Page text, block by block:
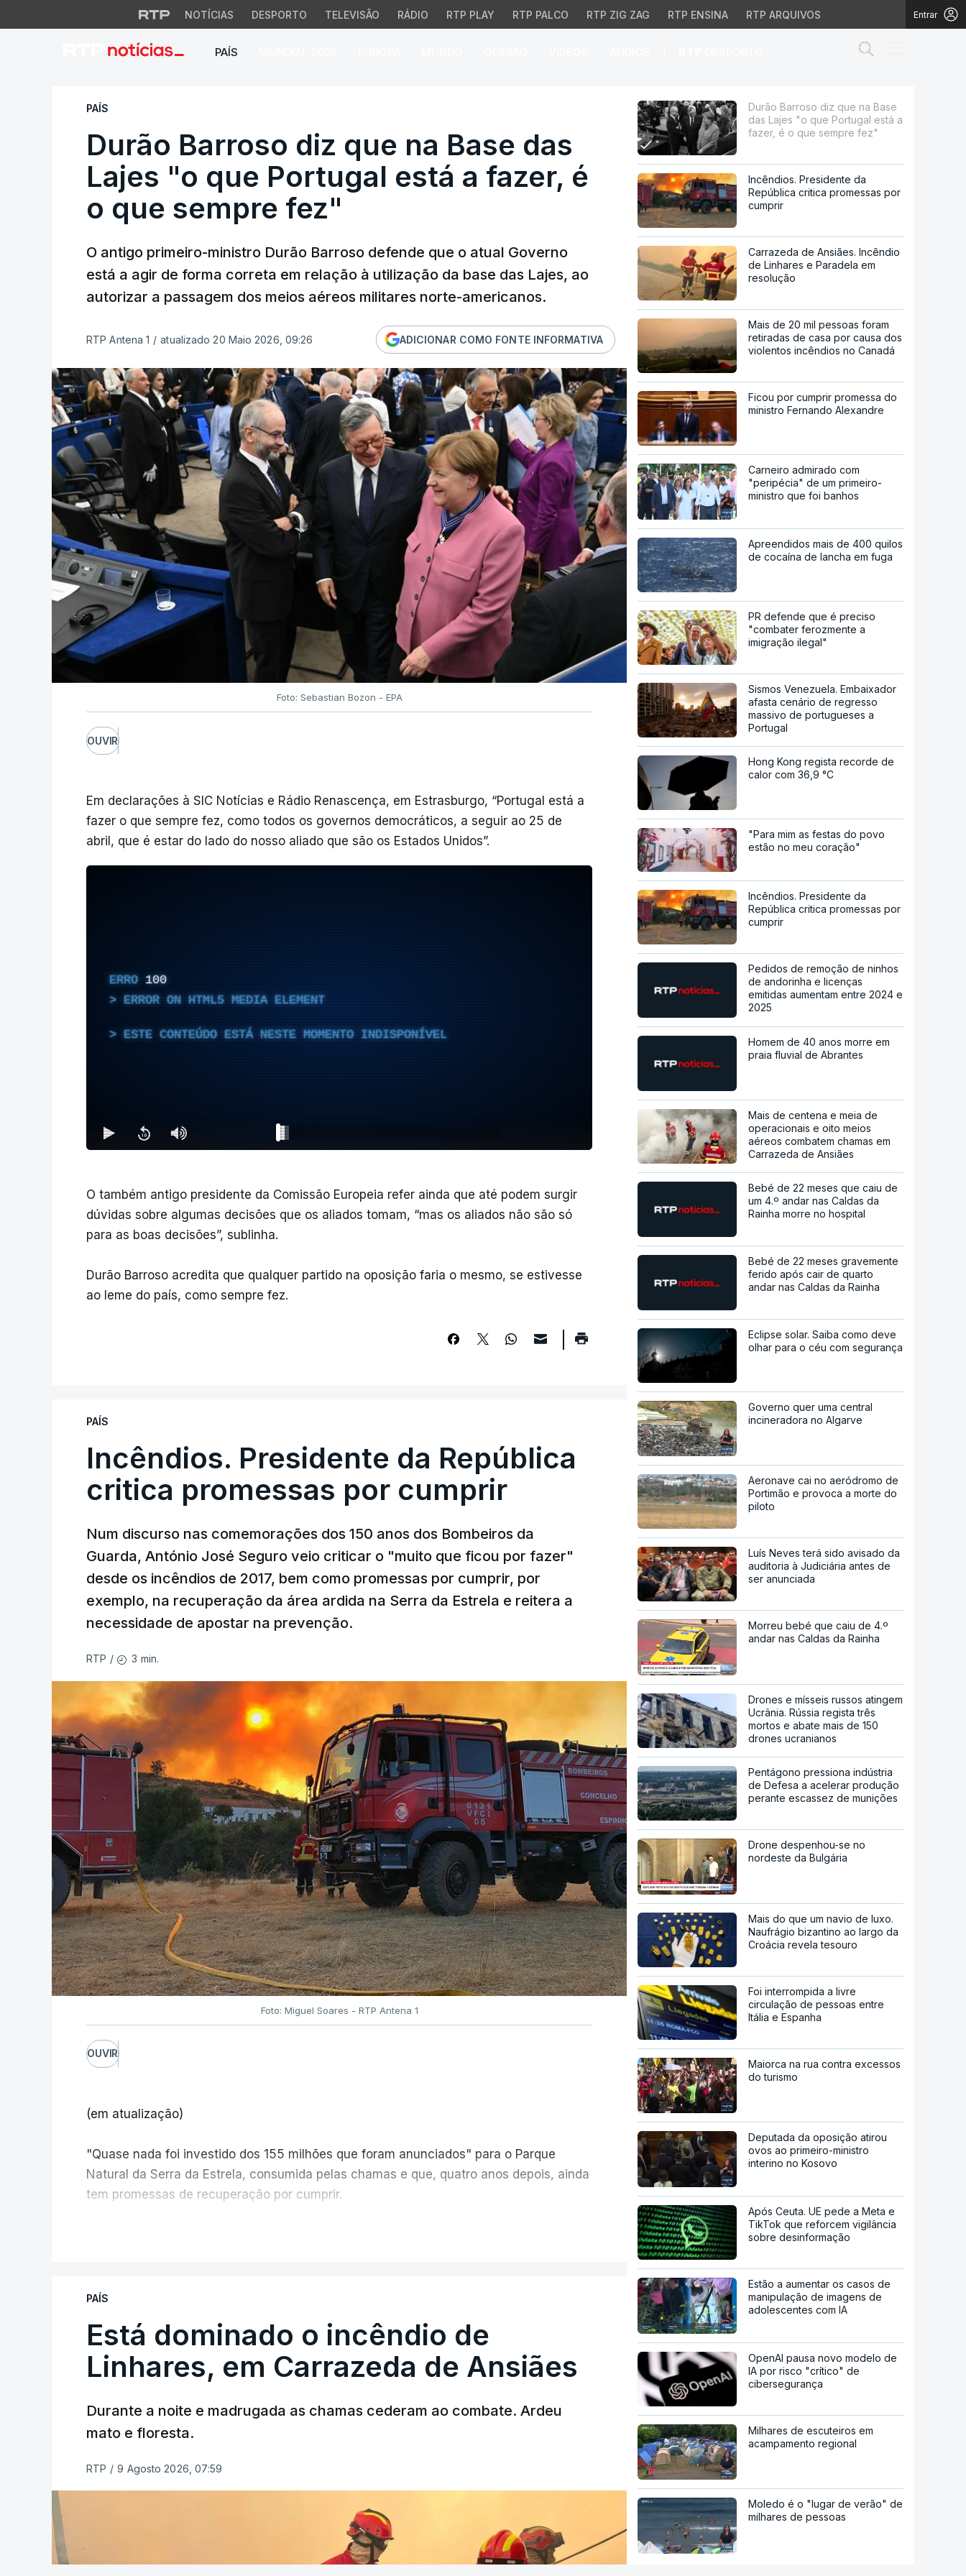
NOTÍCIAS DESPORTO TELEVISÃO RÁDIO RTP PLAY RTP PALCO RTP ZIG ZAG RTP ENSINA RTP ARQUIVOS Entrar
PAÍS
Durão Barroso diz que na Base das Lajes "o que Portugal está a
PAÍS
Durão Barroso diz que na Base das
Lajes "o que Portugal está a fazer, é
o que sempre fez"
O antigo primeiro-ministro Durão Barroso defende que o atual Governo
está a agir de forma correta em relação à utilização da base das Lajes, ao
autorizar a passagem dos meios aéreos militares norte-americanos.
RTP Antena 1 / atualizado 20 Maio 2026, 09:26 ADICIONAR COMO FONTE INFORMATIVA
Foto: Sebastian Bozon - EPA
OUVIR
Em declarações à SIC Notícias e Rádio Renascença, em Estrasburgo, “Portugal está a
fazer o que sempre fez, como todos os governos democráticos, a seguir ao 25 de
abril, que é estar do lado do nosso aliado que são os Estados Unidos”.
ERRO 100
ERROR ON HTML5 MEDIA ELEMENT
ESTE CONTEÚDO ESTÁ NESTE MOMENTO INDISPONÍVEL
O também antigo presidente da Comissão Europeia refer ainda que até podem surgir
dúvidas sobre algumas decisões que os aliados tomam, “mas os aliados não são só
para as boas decisões”, sublinha.
Durão Barroso acredita que qualquer partido na oposição faria o mesmo, se estivesse
ao leme do país, como sempre fez.
PAÍS
Incêndios. Presidente da República
critica promessas por cumprir
Num discurso nas comemorações dos 150 anos dos Bombeiros da
Guarda, António José Seguro veio criticar o "muito que ficou por fazer"
desde os incêndios de 2017, bem como promessas por cumprir, por
exemplo, na recuperação da área ardida na Serra da Estrela e reitera a
necessidade de apostar na prevenção.
RTP / 3 min.
Foto: Miguel Soares - RTP Antena 1
OUVIR
(em atualização)
"Quase nada foi investido dos 155 milhões que foram anunciados" para o Parque
Natural da Serra da Estrela, consumida pelas chamas e que, quatro anos depois, ainda
tem promessas de recuperação por cumprir.
ERRO 100
ERROR ON HTML5 MEDIA ELEMENT
PAÍS
Está dominado o incêndio de
Linhares, em Carrazeda de Ansiães
Durante a noite e madrugada as chamas cederam ao combate. Ardeu
mato e floresta.
RTP / 9 Agosto 2026, 07:59
Durão Barroso diz que na Base
das Lajes "o que Portugal está a
fazer, é o que sempre fez"
Incêndios. Presidente da
República critica promessas por
cumprir
Carrazeda de Ansiães. Incêndio
de Linhares e Paradela em
resolução
Mais de 20 mil pessoas foram
retiradas de casa por causa dos
violentos incêndios no Canadá
Ficou por cumprir promessa do
ministro Fernando Alexandre
Carneiro admirado com
"peripécia" de um primeiro-
ministro que foi banhos
Apreendidos mais de 400 quilos
de cocaína de lancha em fuga
PR defende que é preciso
"combater ferozmente a
imigração ilegal"
Sismos Venezuela. Embaixador
afasta cenário de regresso
massivo de portugueses a
Portugal
Hong Kong regista recorde de
calor com 36,9 °C
"Para mim as festas do povo
estão no meu coração"
Incêndios. Presidente da
República critica promessas por
cumprir
Pedidos de remoção de ninhos
de andorinha e licenças
emitidas aumentam entre 2024 e
2025
Homem de 40 anos morre em
praia fluvial de Abrantes
Mais de centena e meia de
operacionais e oito meios
aéreos combatem chamas em
Carrazeda de Ansiães
Bebé de 22 meses que caiu de
um 4.º andar nas Caldas da
Rainha morre no hospital
Bebé de 22 meses gravemente
ferido após cair de quarto
andar nas Caldas da Rainha
Eclipse solar. Saiba como deve
olhar para o céu com segurança
Governo quer uma central
incineradora no Algarve
Aeronave cai no aeródromo de
Portimão e provoca a morte do
piloto
Luís Neves terá sido avisado da
auditoria à Judiciária antes de
ser anunciada
Morreu bebé que caiu de 4.º
andar nas Caldas da Rainha
Drones e mísseis russos atingem
Ucrânia. Rússia regista três
mortos e abate mais de 150
drones ucranianos
Pentágono pressiona indústria
de Defesa a acelerar produção
perante escassez de munições
Drone despenhou-se no
nordeste da Bulgária
Mais do que um navio de luxo.
Naufrágio bizantino ao largo da
Croácia revela tesouro
Foi interrompida a livre
circulação de pessoas entre
Itália e Espanha
Maiorca na rua contra excessos
do turismo
Deputada da oposição atirou
ovos ao primeiro-ministro
interino no Kosovo
Após Ceuta. UE pede a Meta e
TikTok que reforcem vigilância
sobre desinformação
Estão a aumentar os casos de
manipulação de imagens de
adolescentes com IA
OpenAI pausa novo modelo de
IA por risco "crítico" de
cibersegurança
Milhares de escuteiros em
acampamento regional
Moledo é o "lugar de verão" de
milhares de pessoas